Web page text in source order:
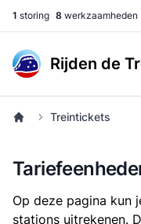
1 storing 8 werkzaamheden
Rijden de
Treintickets
Op deze pagina kun
stations uitrekenen.